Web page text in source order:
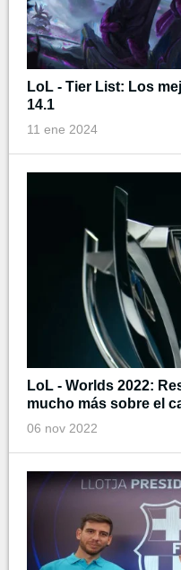
LoL - Tier List: Los
14.1
11 ene 2024
LoL - Worlds 2022:
mucho más sobre el
06 nov 2022